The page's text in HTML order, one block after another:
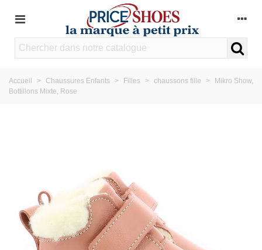
Accueil > Chaussures Enfants > Filles > chaussons fille >
Mikro Show,
Bottillons Mixte, Rose